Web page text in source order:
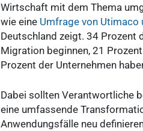
Wirtschaft mit dem Thema
wie eine Umfrage von Utimaco
Deutschland zeigt. 34 Prozent
Migration beginnen, 21
Prozent der Unternehmen
Dabei sollten Verantwortliche
eine umfassende
Anwendungsfälle neu